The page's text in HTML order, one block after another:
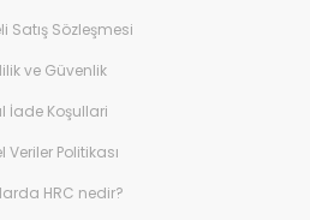
Satış Sözleşmesi
ve Güvenlik
İade Koşullari
Veriler Politikası
HRC nedir?